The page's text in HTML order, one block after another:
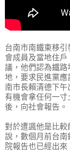
台南市南鐵東移
會成員及當地住
議，他們認為鐵路
地，要求民進黨
南市長賴清德下
有機會拿任何一
後，向社會報告。
對於遭諷他是比
說，數個月前台
院報告也已經出